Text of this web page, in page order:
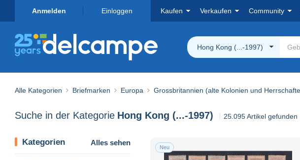
Anmelden Einloggen Kaufen Verkaufen Community
Hong Kong (...-1997)
Alle Kategorien Briefmarken Europa Grossbritannien (alte Kolonien und
Suche in der Kategorie Hong Kong (...-1997) 25.095 Artikel gefunden
Kategorien Alles sehen
Neu